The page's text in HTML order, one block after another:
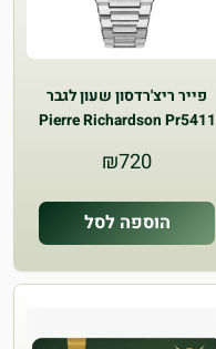
פייר ריצ'רדסון שעון לגבר
Pierre Richardson Pr5411
₪720
הוספה לסל